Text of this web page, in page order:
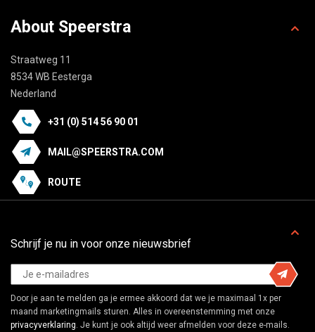
About Speerstra
Straatweg 11
8534 WB Eesterga
Nederland
+31 (0) 514 56 90 01
MAIL@SPEERSTRA.COM
ROUTE
Schrijf je nu in voor onze nieuwsbrief
Door je aan te melden ga je ermee akkoord dat we je maximaal 1x per
maand marketingmails sturen. Alles in overeenstemming met onze
privacyverklaring. Je kunt je ook altijd weer afmelden voor deze e-mails.